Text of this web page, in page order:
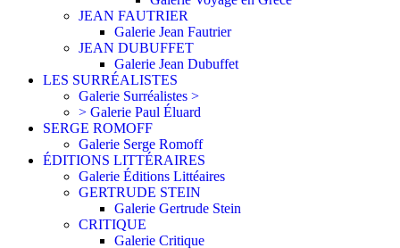
JEAN FAUTRIER
Galerie Jean Fautrier
JEAN DUBUFFET
Galerie Jean Dubuffet
LES SURRÉALISTES
Galerie Surréalistes >
> Galerie Paul Éluard
SERGE ROMOFF
Galerie Serge Romoff
ÉDITIONS LITTÉRAIRES
Galerie Éditions Littéaires
GERTRUDE STEIN
Galerie Gertrude Stein
CRITIQUE
Galerie Critique